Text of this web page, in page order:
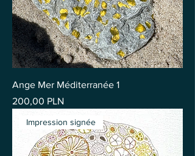
Ange Mer Méditerranée 1
Prix
200,00 PLN
Impression signée